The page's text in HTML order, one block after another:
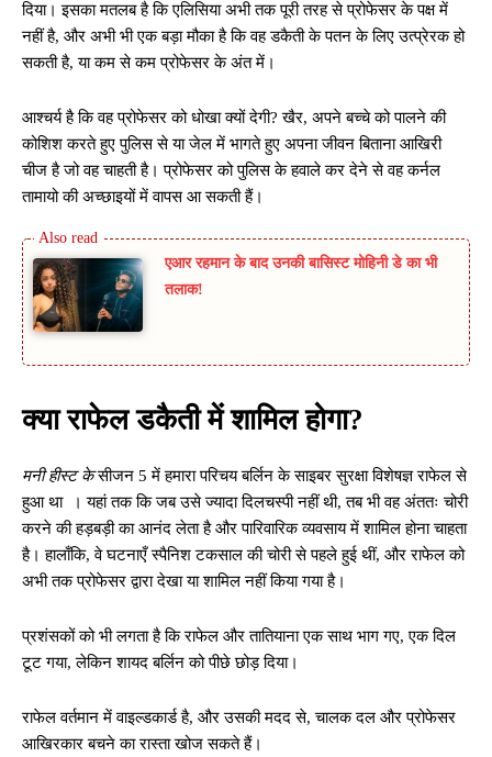
दिया। इसका मतलब है कि एलिसिया अभी तक पूरी तरह से प्रोफेसर के पक्ष में
नहीं है, और अभी भी एक बड़ा मौका है कि वह डकैती के पतन के लिए उत्प्रेरक हो
सकती है, या कम से कम प्रोफेसर के अंत में।
आश्चर्य है कि वह प्रोफेसर को धोखा क्यों देगी? खैर, अपने बच्चे को पालने की
कोशिश करते हुए पुलिस से या जेल में भागते हुए अपना जीवन बिताना आखिरी
चीज है जो वह चाहती है। प्रोफेसर को पुलिस के हवाले कर देने से वह कर्नल
तामायो की अच्छाइयों में वापस आ सकती हैं।
एआर रहमान के बाद उनकी बासिस्ट मोहिनी डे का भी
तलाक!
क्या राफेल डकैती में शामिल होगा?
मनी हीस्ट केसीजन 5 में हमारा परिचय बर्लिन के साइबर सुरक्षा विशेषज्ञ राफेल से
हुआ था । यहां तक ​​कि जब उसे ज्यादा दिलचस्पी नहीं थी, तब भी वह अंततः चोरी
करने की हड़बड़ी का आनंद लेता है और पारिवारिक व्यवसाय में शामिल होना चाहता
है। हालाँकि, वे घटनाएँ स्पैनिश टकसाल की चोरी से पहले हुई थीं, और राफेल को
अभी तक प्रोफेसर द्वारा देखा या शामिल नहीं किया गया है।
प्रशंसकों को भी लगता है कि राफेल और तातियाना एक साथ भाग गए, एक दिल
टूट गया, लेकिन शायद बर्लिन को पीछे छोड़ दिया।
राफेल वर्तमान में वाइल्डकार्ड है, और उसकी मदद से, चालक दल और प्रोफेसर
आखिरकार बचने का रास्ता खोज सकते हैं।